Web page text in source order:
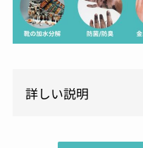
詳しい説明